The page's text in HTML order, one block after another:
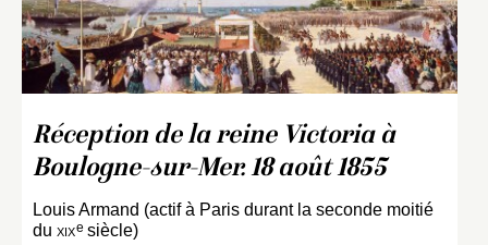
Réception de la reine Victoria à
Boulogne-sur-Mer. 18 août 1855
Louis Armand (actif à Paris durant la seconde moitié
du xixe siècle)